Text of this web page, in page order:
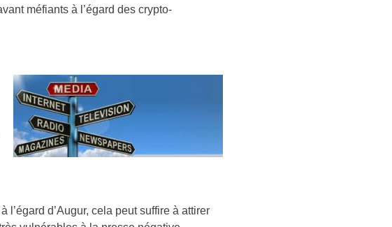
méfiants à l’égard des crypto-
l’égard d’Augur, cela peut suffire à attirer